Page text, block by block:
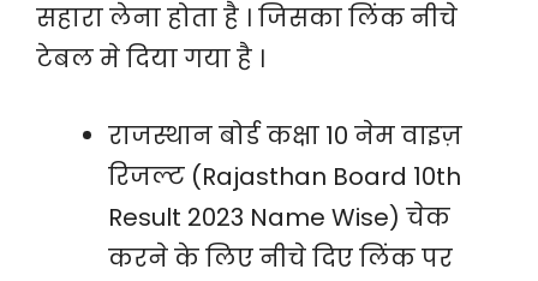
सहारा लेना होता है । जिसका लिंक नीचे
टेबल मे दिया गया है ।
राजस्थान बोर्ड कक्षा 10 नेम वाइज़
रिजल्ट (Rajasthan Board 10th
Result 2023 Name Wise) चेक
करने के लिए नीचे दिए लिंक पर